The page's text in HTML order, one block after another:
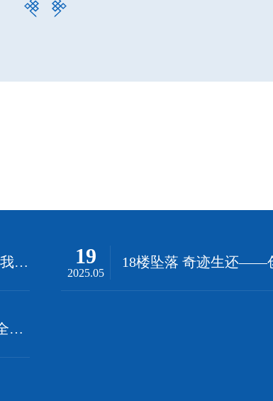
【应急演练】锤炼应急精兵 守护生命防线——我院成功开展群体性氯气中毒医疗救治应急演练 19
2025.05
【健康提示】气温升高蜱虫“上线”，防咬急救全攻略来了